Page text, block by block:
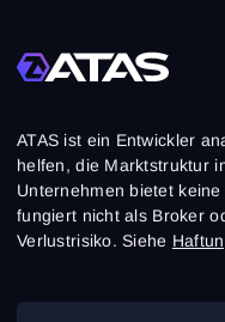
ATAS ist ein Entwickler
helfen, die Marktstruktur
Unternehmen bietet
fungiert nicht als Broker
Verlustrisiko. Siehe